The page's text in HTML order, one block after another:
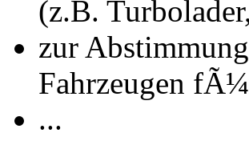
(z.B.
zur
Fahrzeugen
...